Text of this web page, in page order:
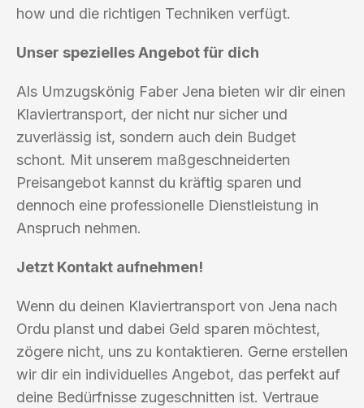
how und die richtigen Techniken verfügt.
Unser spezielles Angebot für dich
Als Umzugskönig Faber Jena bieten wir dir einen
Klaviertransport, der nicht nur sicher und
zuverlässig ist, sondern auch dein Budget
schont. Mit unserem maßgeschneiderten
Preisangebot kannst du kräftig sparen und
dennoch eine professionelle Dienstleistung in
Anspruch nehmen.
Jetzt Kontakt aufnehmen!
Wenn du deinen Klaviertransport von Jena nach
Ordu planst und dabei Geld sparen möchtest,
zögere nicht, uns zu kontaktieren. Gerne erstellen
wir dir ein individuelles Angebot, das perfekt auf
deine Bedürfnisse zugeschnitten ist. Vertraue